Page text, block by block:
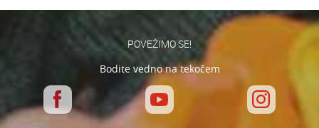
POVEŽIMO SE!
Bodite vedno na tekočem